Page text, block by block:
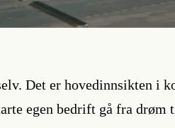
Det er hovedinnsikten i
egen bedrift gå fra